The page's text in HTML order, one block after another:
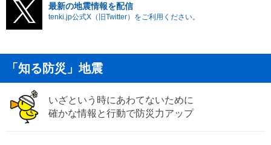
最新の地震情報を配信
tenki.jp公式X（旧Twitter）をご利用ください。
「知る防災」地震
いざという時にあわてないために
確かな情報と行動で防災力アップ